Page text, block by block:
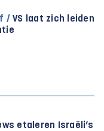
/ VS laat zich leiden
etaleren Israëli’s